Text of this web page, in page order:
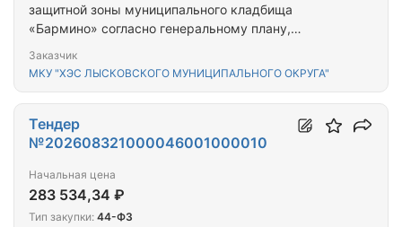
защитной зоны муниципального кладбища
«Бармино» согласно генеральному плану,
эпидемиологических заключений и внесению
ЕГРН
Заказчик
МКУ "ХЭС ЛЫСКОВСКОГО МУНИЦИПАЛЬНОГО ОКРУГА"
Тендер
№202608321000046001000010
Начальная цена
283 534,34 ₽
Тип закупки: 44-ФЗ